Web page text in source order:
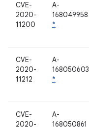
CVE-
2020-
11200
A-
168049958
*
CVE-
2020-
11212
A-
168050603
*
CVE-
2020-
A-
168050861